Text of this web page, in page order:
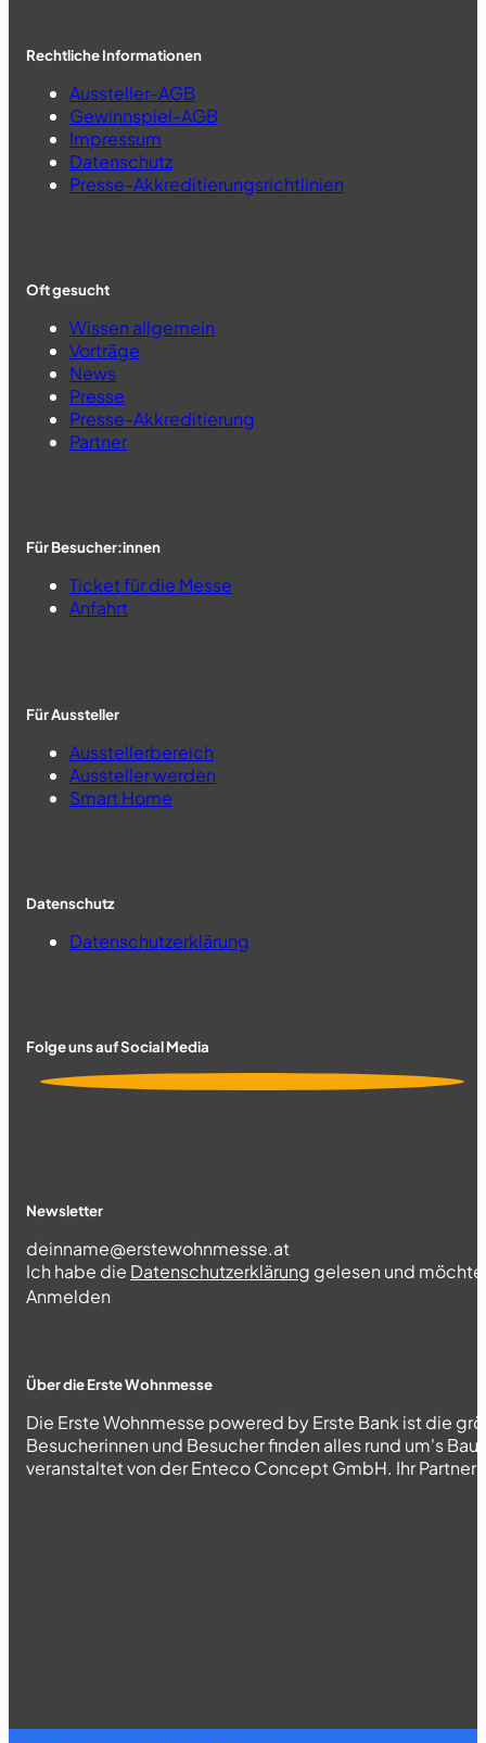
Rechtliche Informationen
Aussteller-AGB
Gewinnspiel-AGB
Impressum
Datenschutz
Presse-Akkreditierungsrichtlinien
Oft gesucht
Wissen allgemein
Vorträge
News
Presse
Presse-Akkreditierung
Partner
Für Besucher:innen
Ticket für die Messe
Anfahrt
Für Aussteller
Ausstellerbereich
Aussteller werden
Smart Home
Datenschutz
Datenschutzerklärung
Folge uns auf Social Media
Newsletter
Section
Ich habe die Datenschutzerklärung gelesen und
Abschnitt
Anmelden
Über die Erste Wohnmesse
Die Erste Wohnmesse powered by Erste Bank ist die
Besucherinnen und Besucher finden alles rund um's
veranstaltet von der Enteco Concept GmbH. Ihr Partner